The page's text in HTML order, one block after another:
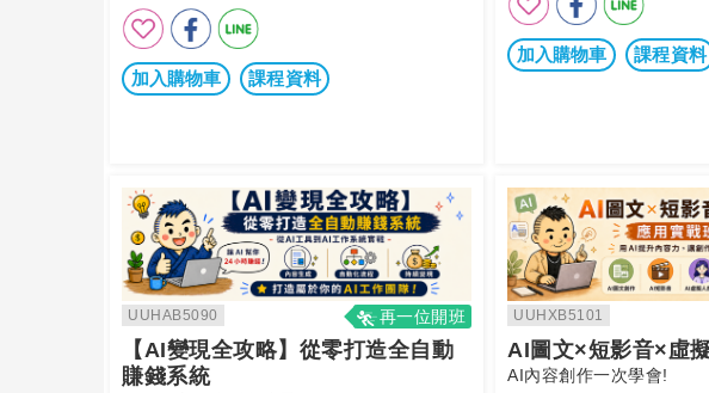
加入購物車 課程資料
加入購物車 課程資料
UUHAB5090 再一位開班
【AI變現全攻略】從零打造全自動
賺錢系統
UUHXB5101
AI圖文×短影音×虛
AI內容創作一次學會!